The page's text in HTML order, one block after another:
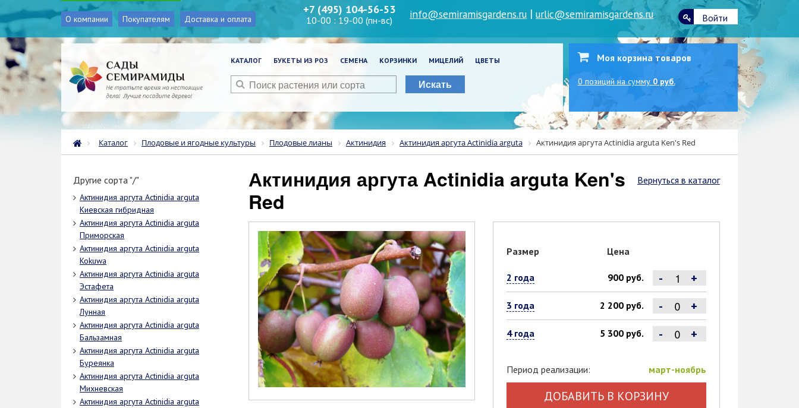
О компании Покупателям Доставка и оплата
+7 (495) 104-56-53
10-00 : 19-00 (пн-вс) info@semiramisgardens.ru |urlic@semiramisgardens.ru Войти
КАТАЛОГ БУКЕТЫ ИЗ РОЗ СЕМЕНА КОРЗИНКИ МИЦЕЛИЙ ЦВЕТЫ
Искать
Моя корзина товаров
0 позиций на сумму 0 руб.
Каталог Плодовые и ягодные культуры Плодовые лианы Актинидия Актинидия аргута Actinidia arguta Актинидия аргута Actinidia arguta Ken's Red
Другие сорта "/"
Актинидия аргута Actinidia arguta
Киевская гибридная
Актинидия аргута Actinidia arguta
Приморская
Актинидия аргута Actinidia arguta
Kokuwa
Актинидия аргута Actinidia arguta
Эстафета
Актинидия аргута Actinidia arguta
Лунная
Актинидия аргута Actinidia arguta
Бальзамная
Актинидия аргута Actinidia arguta
Буреянка
Актинидия аргута Actinidia arguta
Михневская
Актинидия аргута Actinidia arguta
Вернуться в каталог
Актинидия аргута Actinidia arguta Ken's
Red
Размер Цена
2 года 900 руб. - +
3 года 2 200 руб. - +
4 года 5 300 руб. - +
Период реализации: март-ноябрь
ДОБАВИТЬ В КОРЗИНУ